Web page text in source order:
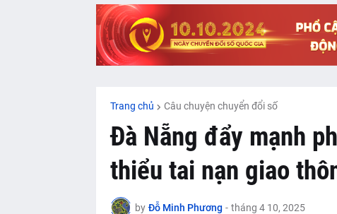
Trang chủ Câu chuyện chuyển đổi số
Đà Nẵng đẩy mạnh
thiểu tai nạn giao
by Đỗ Minh Phương - tháng 4 10, 2025